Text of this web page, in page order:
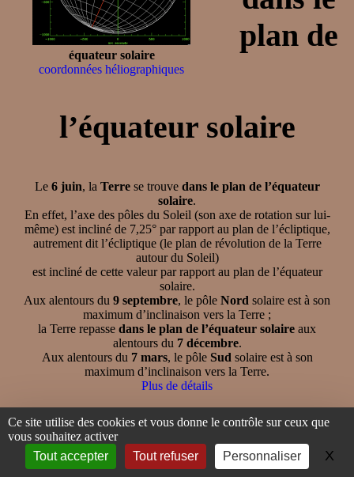
équateur solaire
coordonnées héliographiques
plan de
l’équateur solaire
Le 6 juin, la Terrese trouve dans le plan de l’équateur
solaire.
En effet, l’axe des pôles du Soleil (son axe de rotation sur lui-
même) est incliné de 7,25° par rapport au plan de l’écliptique,
autrement dit l’écliptique (le plan de révolution de la Terre
autour du Soleil)
est incliné de cette valeur par rapport au plan de l’équateur
solaire.
Aux alentours du 9 septembre, le pôle Nord solaire est à son
maximum d’inclinaison vers la Terre ;
la Terre repasse dans le plan de l’équateur solaire aux
alentours du 7 décembre.
Aux alentours du 7 mars, le pôle Sud solaire est à son
maximum d’inclinaison vers la Terre.
Plus de détails
Ce site utilise des cookies et vous donne le contrôle sur ceux que
vous souhaitez activer
Tout accepter
Tout refuser Personnaliser X